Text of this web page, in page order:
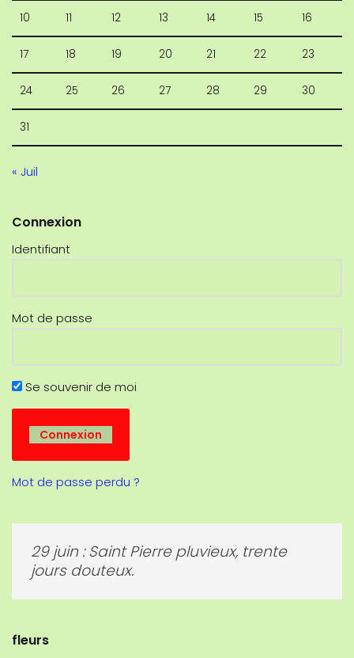
10 11 12 13 14 15 16
17 18 19 20 21 22 23
24 25 26 27 28 29 30
31
« Juil
Connexion
Identifiant
Mot de passe
Se souvenir de moi
Mot de passe perdu ?
29 juin : Saint Pierre pluvieux, trente
jours douteux.
fleurs